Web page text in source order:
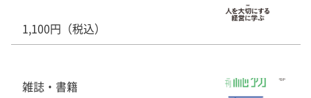
1,100円（税込）
雑誌・書籍